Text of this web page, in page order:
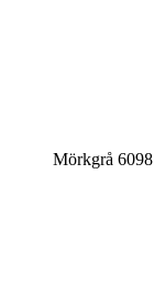
Mörkgrå 6098